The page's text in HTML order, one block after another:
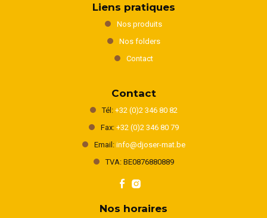
Liens pratiques
Nos produits
Nos folders
Contact
Contact
Tél: +32 (0)2 346 80 82
Fax: +32 (0)2 346 80 79
Email: info@djoser-mat.be
TVA: BE0876880889
Nos horaires